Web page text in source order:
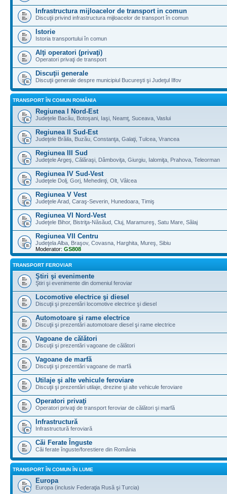
Infrastructura mijloacelor de transport in comun
Discuţii privind infrastructura mijloacelor de transport în comun
Istorie
Istoria transportului în comun
Alţi operatori (privaţi)
Operatori privaţi de transport
Discuţii generale
Discuţii generale despre municipiul Bucureşti şi Judeţul Ilfov
TRANSPORT ÎN COMUN ROMÂNIA
Regiunea I Nord-Est
Judeţele Bacău, Botoşani, Iaşi, Neamţ, Suceava, Vaslui
Regiunea II Sud-Est
Judeţele Brăila, Buzău, Constanţa, Galaţi, Tulcea, Vrancea
Regiunea III Sud
Judeţele Argeş, Călăraşi, Dâmboviţa, Giurgiu, Ialomiţa, Prahova, Teleorman
Regiunea IV Sud-Vest
Judeţele Dolj, Gorj, Mehedinţi, Olt, Vâlcea
Regiunea V Vest
Judeţele Arad, Caraş-Severin, Hunedoara, Timiş
Regiunea VI Nord-Vest
Judeţele Bihor, Bistriţa-Năsăud, Cluj, Maramureş, Satu Mare, Sălaj
Regiunea VII Centru
Judeţela Alba, Braşov, Covasna, Harghita, Mureş, Sibiu
Moderator: GS808
TRANSPORT FEROVIAR
Ştiri şi evenimente
Ştiri şi evenimente din domeniul feroviar
Locomotive electrice şi diesel
Discuţii şi prezentări locomotive electrice şi diesel
Automotoare şi rame electrice
Discuţii şi prezentări automotoare diesel şi rame electrice
Vagoane de călători
Discuţii şi prezentări vagoane de călători
Vagoane de marfă
Discuţii şi prezentări vagoane de marfă
Utilaje şi alte vehicule feroviare
Discuţii şi prezentări utilaje, drezine şi alte vehicule feroviare
Operatori privaţi
Operatori privaţi de transport feroviar de călători şi marfă
Infrastructură
Infrastructură feroviară
Căi Ferate Înguste
Căi ferate înguste/forestiere din România
TRANSPORT ÎN COMUN ÎN LUME
Europa
Europa (inclusiv Federaţia Rusă şi Turcia)